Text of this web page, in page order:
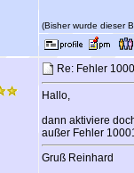
(Bisher wurde dieser
Re: Fehler
Hallo,
dann aktiviere
außer Fehler
Gruß Reinhard